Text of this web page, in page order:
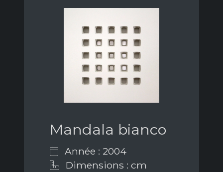
Mandala bianco
Année : 2004
Dimensions : cm